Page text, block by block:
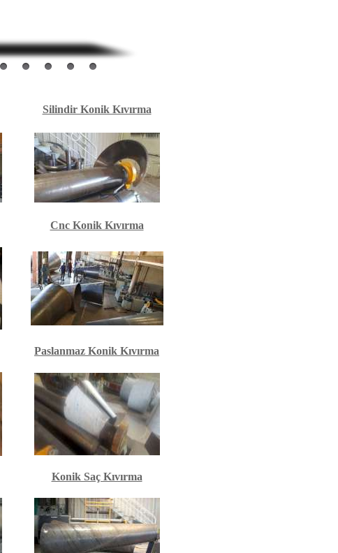
Silindir Konik Kıvırma
Cnc Konik Kıvırma
Paslanmaz Konik Kıvırma
Konik Saç Kıvırma